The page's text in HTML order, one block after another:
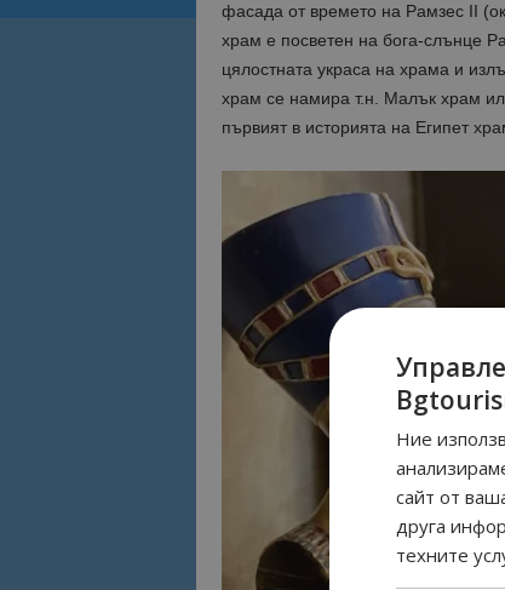
фасада от времето на Рамзес ІІ
храм е посветен на бога-слънце
цялостната украса на храма и
храм се намира т.н. Малък храм
първият в историята на Египет
Ние
сайт от
друга
техните